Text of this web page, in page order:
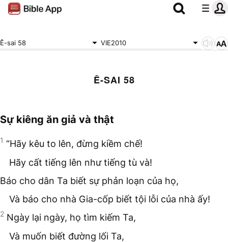
Ê-sai 58 VIE2010
Ê-SAI 58
Sự kiêng ăn giả và thật
1 “Hãy kêu to lên, đừng kiềm chế!
Hãy cất tiếng lên như tiếng tù và!
Báo cho dân Ta biết sự phản loạn của họ,
Và báo cho nhà Gia-cốp biết tội lỗi của nhà ấy!
2 Ngày lại ngày, họ tìm kiếm Ta,
Và muốn biết đường lối Ta,